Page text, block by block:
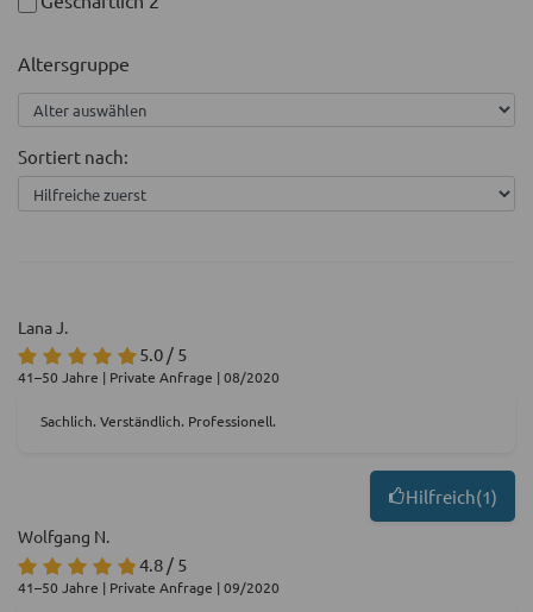
Altersgruppe
Sortiert nach:
Lana J.
5.0 / 5
41–50 Jahre | Private Anfrage | 08/2020
Sachlich. Verständlich. Professionell.
Hilfreich(1)
Wolfgang N.
4.8 / 5
41–50 Jahre | Private Anfrage | 09/2020